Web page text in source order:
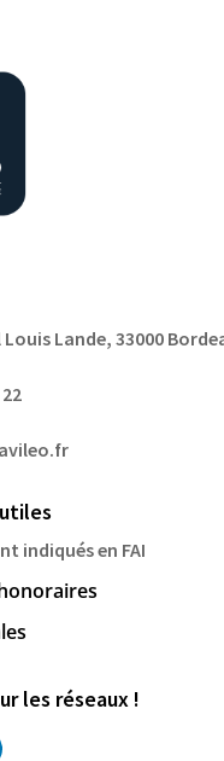
Louis Lande, 33000
indiqués en FAI
les réseaux !